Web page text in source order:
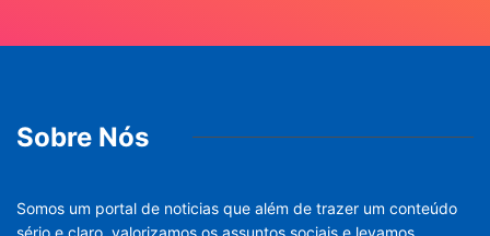
Sobre Nós
Somos um portal de noticias que além de trazer um conteúdo
sério e claro, valorizamos os assuntos sociais e levamos